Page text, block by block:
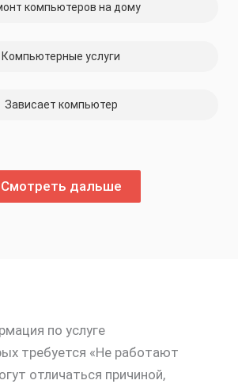
компьютеров на дому
Компьютерные услуги
Зависает компьютер
Смотреть дальше
по услуге
требуется «Не работают
отличаться причиной,